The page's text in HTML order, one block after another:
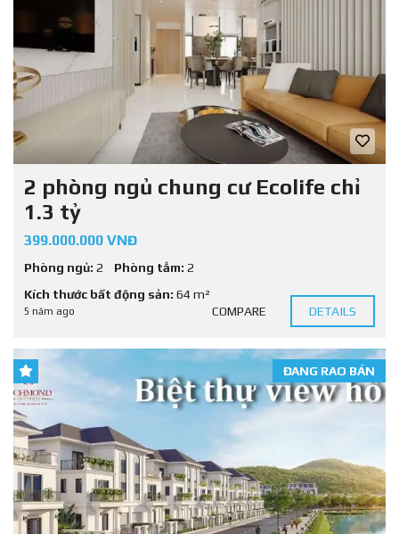
2 phòng ngủ chung cư Ecolife chỉ
1.3 tỷ
399.000.000 VNĐ
Phòng ngủ: 2 Phòng tắm: 2
Kích thước bất động sản: 64 m²
5 năm ago COMPARE DETAILS
ĐANG RAO BÁN